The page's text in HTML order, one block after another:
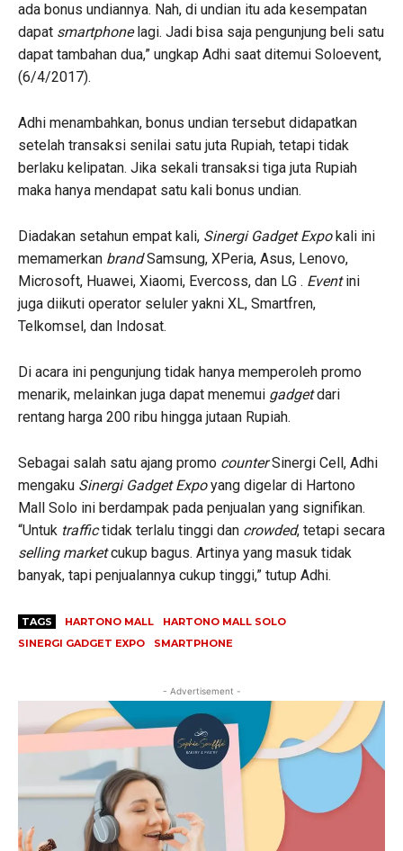
ada bonus undiannya. Nah, di undian itu ada kesempatan
dapat smartphonelagi. Jadi bisa saja pengunjung beli satu
dapat tambahan dua,” ungkap Adhi saat ditemui Soloevent,
(6/4/2017).
Adhi menambahkan, bonus undian tersebut didapatkan
setelah transaksi senilai satu juta Rupiah, tetapi tidak
berlaku kelipatan. Jika sekali transaksi tiga juta Rupiah
maka hanya mendapat satu kali bonus undian.
Diadakan setahun empat kali, Sinergi GadgetExpokali ini
memamerkan brandSamsung, XPeria, Asus, Lenovo,
Microsoft, Huawei, Xiaomi, Evercoss, dan LG . Eventini
juga diikuti operator seluler yakni XL, Smartfren,
Telkomsel, dan Indosat.
Di acara ini pengunjung tidak hanya memperoleh promo
menarik, melainkan juga dapat menemui gadgetdari
rentang harga 200 ribu hingga jutaan Rupiah.
Sebagai salah satu ajang promo counterSinergi Cell, Adhi
mengaku Sinergi Gadget Expoyang digelar di Hartono
Mall Solo ini berdampak pada penjualan yang signifikan.
“Untuk traffictidak terlalu tinggi dan crowded, tetapi secara
selling marketcukup bagus. Artinya yang masuk tidak
banyak, tapi penjualannya cukup tinggi,” tutup Adhi.
TAGS HARTONO MALL
HARTONO MALL SOLO
SINERGI GADGET EXPO
SMARTPHONE
- Advertisement -